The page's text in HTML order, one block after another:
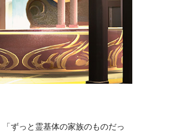
ずっと霊基体の家族のものだっ